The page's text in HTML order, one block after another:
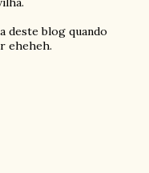
deste blog quando
eheheh.